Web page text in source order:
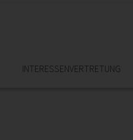
INTERESSEN­VERTRETUNG